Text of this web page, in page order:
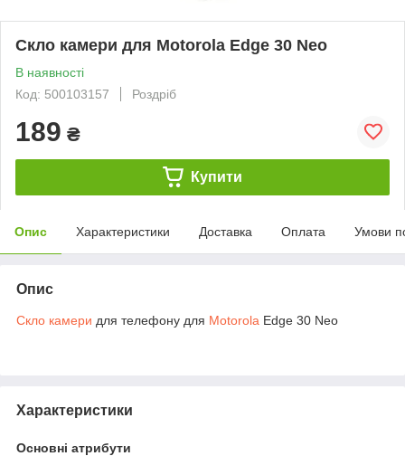
Скло камери для Motorola Edge 30 Neo
В наявності
Код: 500103157
Роздріб
189 ₴
Купити
Опис Характеристики Доставка Оплата Умови
Опис
Скло камери для телефону для Motorola Edge 30 Neo
Характеристики
Основні атрибути